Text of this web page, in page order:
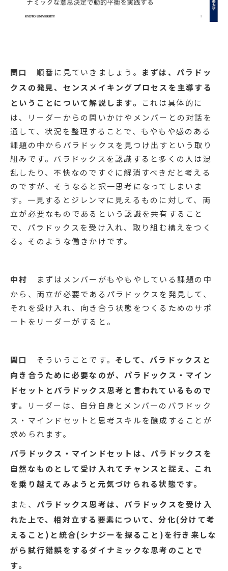
関口 順番に見ていきましょう。
まずは、パラドッ
クスの発見、センスメイキングプロセスを主導する
ということについて解説します。
これは具体的に
は、リーダーからの問いかけやメンバーとの対話を
通して、状況を整理することで、もやもや感のある
課題の中からパラドックスを見つけ出すという取り
組みです。パラドックスを認識すると多くの人は混
乱したり、不快なのですぐに解消すべきだと考える
のですが、そうなると択一思考になってしまいま
す。一見するとジレンマに見えるものに対して、両
立が必要なものであるという認識を共有すること
で、パラドックスを受け入れ、取り組む構えをつく
る。そのような働きかけです。
中村
まずはメンバーがもやもやしている課題の中
から、両立が必要であるパラドックスを発見して、
それを受け入れ、向き合う状態をつくるためのサポ
ートをリーダーがすると。
関口 そういうことです。 そして、パラドックスと
向き合うために必要なのが、パラドックス・マイン
ドセットとパラドックス思考と言われているもので
す。
リーダーは、自分自身とメンバーのパラドック
ス・マインドセットと思考スキルを醸成することが
求められます。
パラドックス・マインドセットは、パラドックスを
自然なものとして受け入れてチャンスと捉え、これ
を乗り越えてみようと元気づけられる状態です。
また、 パラドックス思考は、パラドックスを受け入
れた上で、相対立する要素について、分化(分けて考
えること)と統合(シナジーを探ること)を行き来しな
がら試行錯誤をするダイナミックな思考のことで
す。